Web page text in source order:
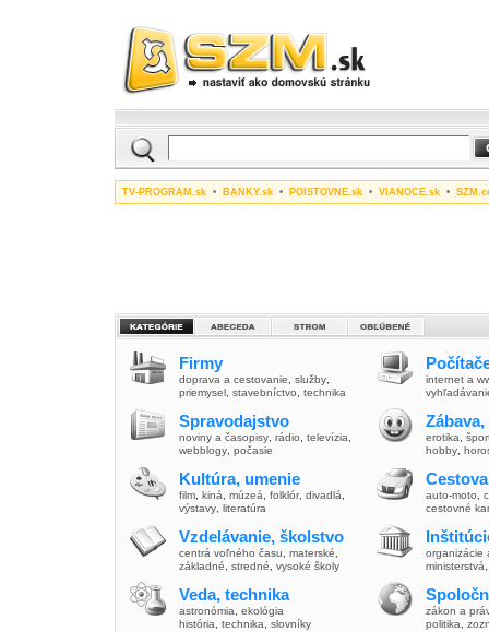
TV-PROGRAM.sk • BANKY.sk • POISTOVNE.sk • VIANOCE.sk •
Firmy
doprava a cestovanie služby
priemysel stavebníctvo technika
Spravodajstvo
noviny a časopisy rádio televízia
webblogy počasie
Kultúra, umenie
film kiná múzeá folklór, divadlá
výstavy literatúra
Vzdelávanie, školstvo
centrá voľného času materské
základné
stredné vysoké školy
Veda, technika
astronómia
ekológia
história
technika slovníky
internet a
erotika
hobby
auto-moto
cestovné
organizácie
ministerstvá
zákon a
politika